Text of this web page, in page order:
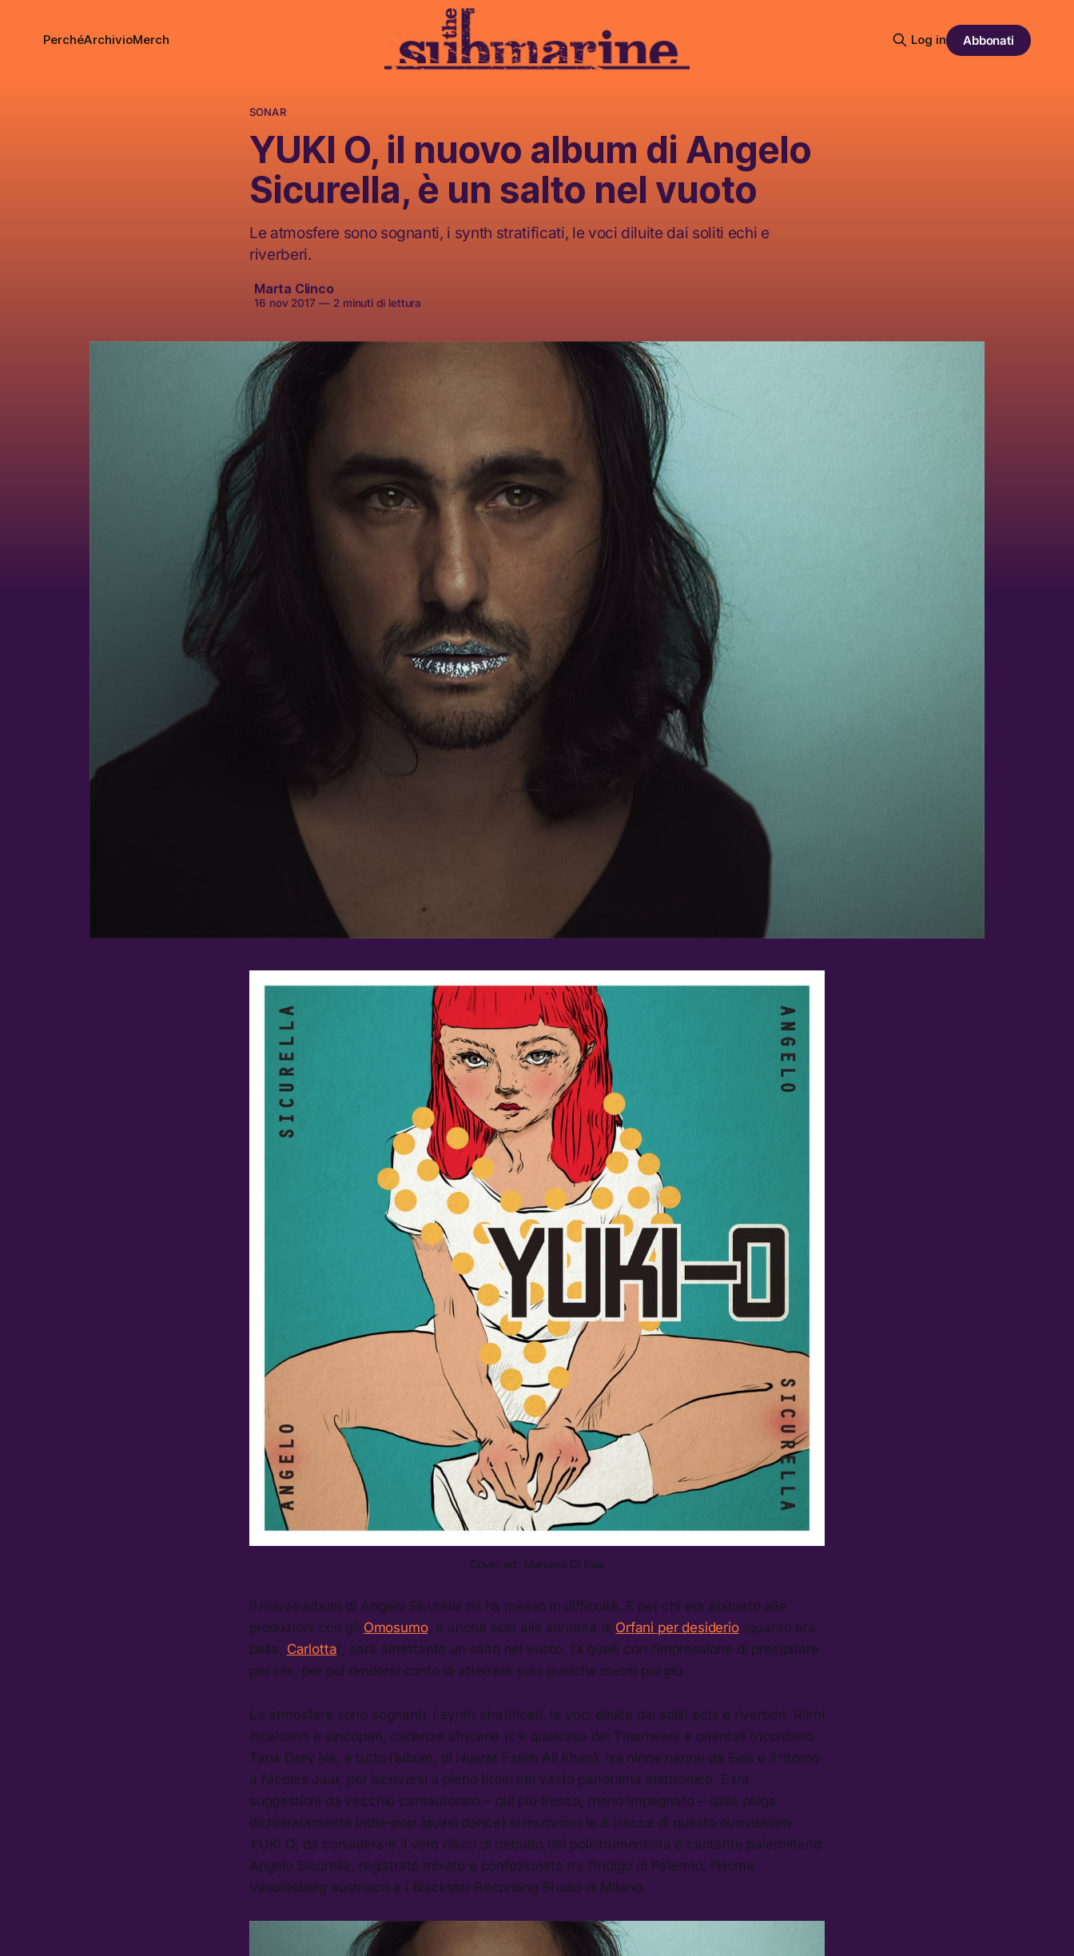
PerchéArchivioMerch Log in Abbonati
SONAR
YUKI O, il nuovo album di Angelo
Sicurella, è un salto nel vuoto
Le atmosfere sono sognanti, i synth stratificati, le voci diluite dai soliti echi e
riverberi.
Marta Clinco
16 nov 2017 —2 minuti di lettura
Cover art: Manuela Di Pisa
Il nuovo album di Angelo Sicurella mi ha messo in difficoltà. E per chi era abituato alle
produzioni con gli Omosumo, o anche solo alle sonorità di Orfani per desiderio(quanto era
bella, Carlotta), sarà altrettanto un salto nel vuoto. Di quelli con l’impressione di precipitare
per ore, per poi rendersi conto di atterrare solo qualche metro più giù.
Le atmosfere sono sognanti, i synth stratificati, le voci diluite dai soliti echi e riverberi. Ritmi
incalzanti e sincopati, cadenze africane (c’è qualcosa dei Tinariwen) e orientali (ricordano
Tana Dery Na, e tutto l’album, di Nusrat Fateh Alì Khan), tra ninne nanne da Eels e il ritorno
a Nicolas Jaar, per iscriversi a pieno titolo nel vasto panorama elettronico. E tra
suggestioni da vecchio cantautorato – qui più fresco, meno impegnato – dalla piega
dichiaratamente indie-pop (quasi dance) si muovono le 8 tracce di questo nuovissimo
YUKI O, da considerare il vero disco di debutto del polistrumentista e cantante palermitano
Angelo Sicurella, registrato mixato e confezionato tra l’Indigo di Palermo, l’Home
Vasoldsberg austriaco e i Blackstar Recording Studio di Milano.